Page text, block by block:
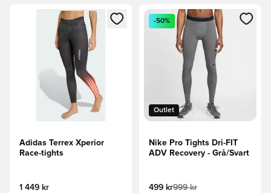
Öppnar en Modal för att logga in eller registrera dig som
Adidas Terrex Xperior
Race-tights
1 449 kr
Öppnar en Modal för att
Outlet
-50%
Nike Pro Tights Dri-FIT
ADV Recovery - Grå/Svart
499 kr999 kr